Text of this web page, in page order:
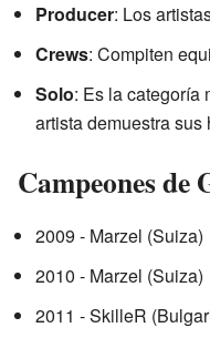
Producer: Los
Crews: Compiten
Solo: Es la categoría
artista demuestra sus
Campeones de
2009 - Marzel (Suiza)
2010 - Marzel (Suiza)
2011 - SkilleR